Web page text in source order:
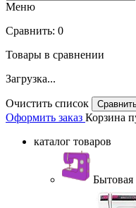
Меню
Сравнить: 0
Товары в сравнении
Загрузка...
Очистить список
Оформить заказ Корзина
каталог товаров
Бытовая